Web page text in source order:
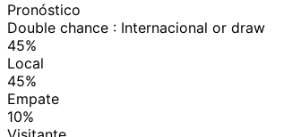
Pronóstico
Double chance : Internacional or draw
45%
Local
45%
Empate
10%